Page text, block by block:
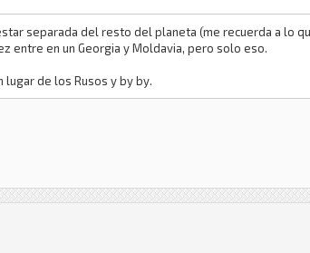
separada del resto del planeta (me recuerda a lo
entre en un Georgia y Moldavia, pero solo eso.
de los Rusos y by by.